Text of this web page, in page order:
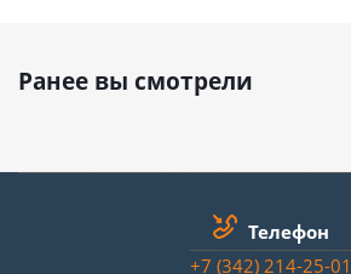
Ранее вы смотрели
Телефон
+7 (342) 214-25-01